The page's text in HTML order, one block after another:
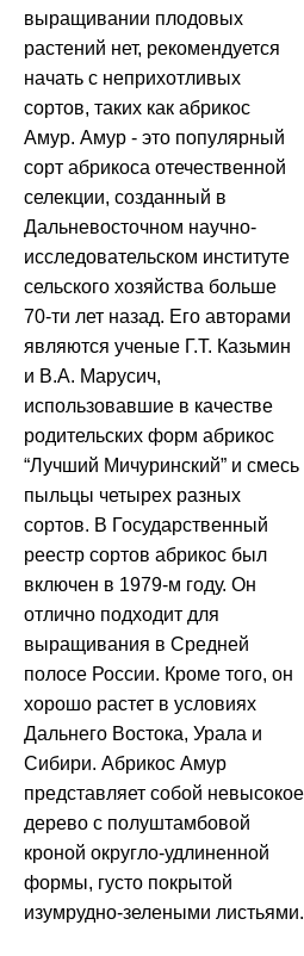
выращивании плодовых
растений нет, рекомендуется
начать с неприхотливых
сортов, таких как абрикос
Амур. Амур - это популярный
сорт абрикоса отечественной
селекции, созданный в
Дальневосточном научно-
исследовательском институте
сельского хозяйства больше
70-ти лет назад. Его авторами
являются ученые Г.Т. Казьмин
и В.А. Марусич,
использовавшие в качестве
родительских форм абрикос
“Лучший Мичуринский” и смесь
пыльцы четырех разных
сортов. В Государственный
реестр сортов абрикос был
включен в 1979-м году. Он
отлично подходит для
выращивания в Средней
полосе России. Кроме того, он
хорошо растет в условиях
Дальнего Востока, Урала и
Сибири. Абрикос Амур
представляет собой невысокое
дерево с полуштамбовой
кроной округло-удлиненной
формы, густо покрытой
изумрудно-зелеными листьями.